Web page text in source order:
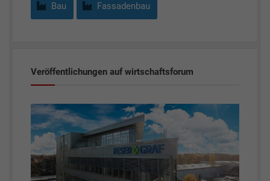
Bau Fassadenbau
Veröffentlichungen auf wirtschaftsforum